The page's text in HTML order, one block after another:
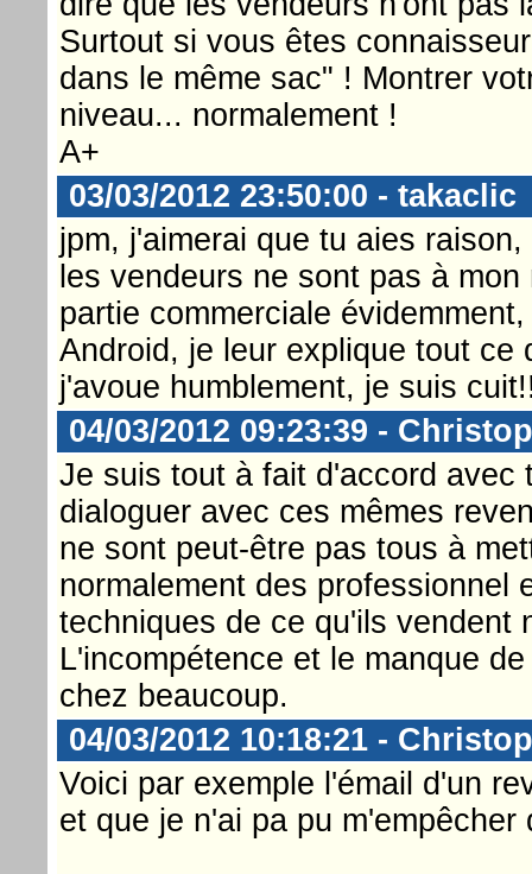
Surtout si vous êtes
dans le même sac" ! Montrer
niveau... normalement !
A+
03/03/2012 23:50:00 - takaclic
jpm, j'aimerai que tu aies
les vendeurs ne sont pas à
partie commerciale
Android, je leur explique tout ce
j'avoue humblement, je suis
04/03/2012 09:23:39 -
Je suis tout à fait d'accord avec
dialoguer avec ces mêmes
ne sont peut-être pas tous à
normalement des professionnel
techniques de ce qu'ils vendent
L'incompétence et le manque
chez beaucoup.
04/03/2012 10:18:21 -
Voici par exemple l'émail d'un
et que je n'ai pa pu